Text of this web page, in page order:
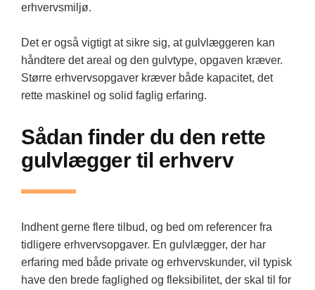
erhvervsmiljø.
Det er også vigtigt at sikre sig, at gulvlæggeren kan
håndtere det areal og den gulvtype, opgaven kræver.
Større erhvervsopgaver kræver både kapacitet, det
rette maskinel og solid faglig erfaring.
Sådan finder du den rette
gulvlægger til erhverv
Indhent gerne flere tilbud, og bed om referencer fra
tidligere erhvervsopgaver. En gulvlægger, der har
erfaring med både private og erhvervskunder, vil typisk
have den brede faglighed og fleksibilitet, der skal til for